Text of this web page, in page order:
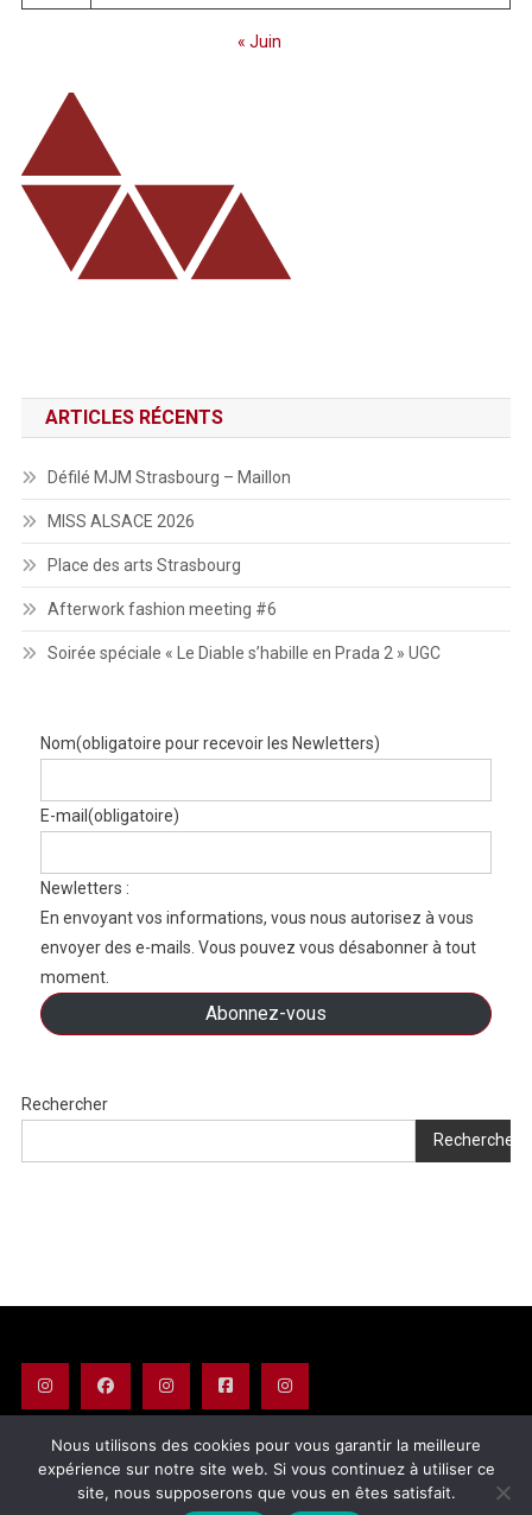
« Juin
ARTICLES RÉCENTS
Défilé MJM Strasbourg – Maillon
MISS ALSACE 2026
Place des arts Strasbourg
Afterwork fashion meeting #6
Soirée spéciale « Le Diable s’habille en Prada 2 » UGC
Nom(obligatoire pour recevoir les Newletters)
E-mail(obligatoire)
Newletters :
En envoyant vos informations, vous nous autorisez à vous
envoyer des e-mails. Vous pouvez vous désabonner à tout
moment.
Abonnez-vous
Rechercher
Rechercher
© 2025 LetStras Copyright - All rights reserved - Avec l'aide de Touch-
arts.com|Theme: News Portal byMystery Themes.
Nous utilisons des cookies pour vous garantir la meilleure
expérience sur notre site web. Si vous continuez à utiliser ce
site, nous supposerons que vous en êtes satisfait.